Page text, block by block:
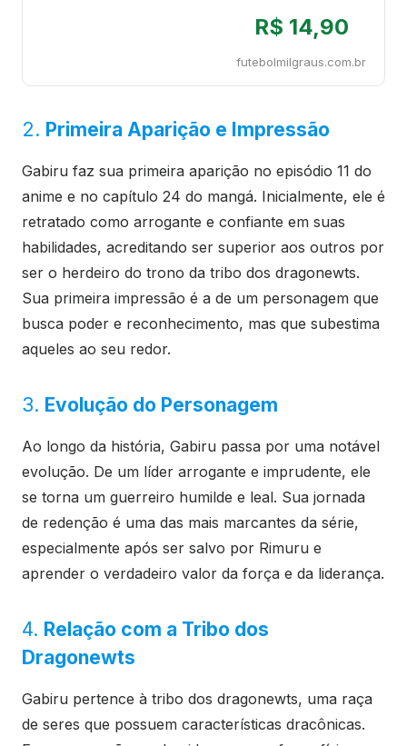
R$ 14,90
futebolmilgraus.com.br
2. Primeira Aparição e Impressão
Gabiru faz sua primeira aparição no episódio 11 do
anime e no capítulo 24 do mangá. Inicialmente, ele é
retratado como arrogante e confiante em suas
habilidades, acreditando ser superior aos outros por
ser o herdeiro do trono da tribo dos dragonewts.
Sua primeira impressão é a de um personagem que
busca poder e reconhecimento, mas que subestima
aqueles ao seu redor.
3. Evolução do Personagem
Ao longo da história, Gabiru passa por uma notável
evolução. De um líder arrogante e imprudente, ele
se torna um guerreiro humilde e leal. Sua jornada
de redenção é uma das mais marcantes da série,
especialmente após ser salvo por Rimuru e
aprender o verdadeiro valor da força e da liderança.
4. Relação com a Tribo dos
Dragonewts
Gabiru pertence à tribo dos dragonewts, uma raça
de seres que possuem características dracônicas.